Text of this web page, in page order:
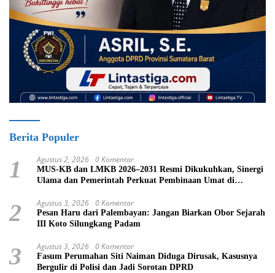
Berita Populer
1 Agustus 2, 2026 0 Komentar
MUS-KB dan LMKB 2026–2031 Resmi Dikukuhkan, Sinergi
Ulama dan Pemerintah Perkuat Pembinaan Umat di
2 Agustus 3, 2026 0 Komentar
Pesan Haru dari Palembayan: Jangan Biarkan Obor Sejarah
III Koto Silungkang Padam
3 Agustus 3, 2026 0 Komentar
Fasum Perumahan Siti Naiman Diduga Dirusak, Kasusnya
Bergulir di Polisi dan Jadi Sorotan DPRD